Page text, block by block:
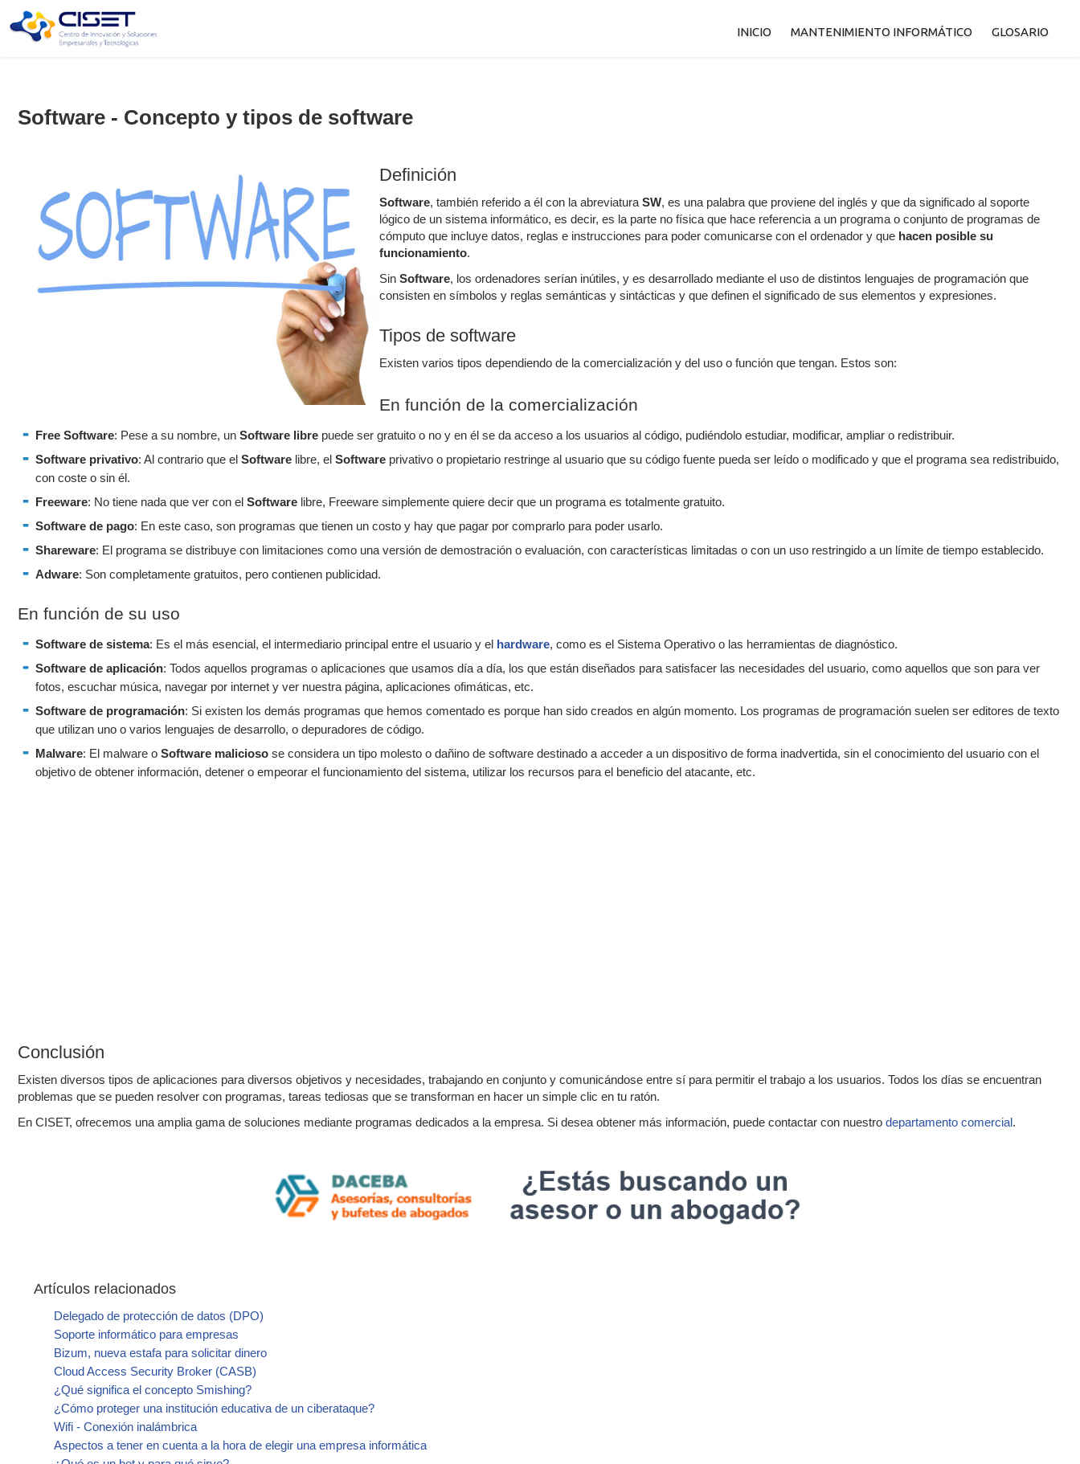
INICIO MANTENIMIENTO INFORMÁTICO GLOSARIO
Software - Concepto y tipos de software
Definición
Software, también referido a él con la abreviatura SW, es una palabra que proviene del inglés y que da significado al soporte
lógico de un sistema informático, es decir, es la parte no física que hace referencia a un programa o conjunto de programas de
cómputo que incluye datos, reglas e instrucciones para poder comunicarse con el ordenador y que hacen posible su
funcionamiento.
Sin Software, los ordenadores serían inútiles, y es desarrollado mediante el uso de distintos lenguajes de programación que
consisten en símbolos y reglas semánticas y sintácticas y que definen el significado de sus elementos y expresiones.
Tipos de software
Existen varios tipos dependiendo de la comercialización y del uso o función que tengan. Estos son:
En función de la comercialización
Free Software: Pese a su nombre, un Software libre puede ser gratuito o no y en él se da acceso a los usuarios al código, pudiéndolo estudiar, modificar, ampliar o redistribuir.
Software privativo: Al contrario que el Software libre, el Software privativo o propietario restringe al usuario que su código fuente pueda ser leído o modificado y que el programa sea redistribuido,
con coste o sin él.
Freeware: No tiene nada que ver con el Software libre, Freeware simplemente quiere decir que un programa es totalmente gratuito.
Software de pago: En este caso, son programas que tienen un costo y hay que pagar por comprarlo para poder usarlo.
Shareware: El programa se distribuye con limitaciones como una versión de demostración o evaluación, con características limitadas o con un uso restringido a un límite de tiempo establecido.
Adware: Son completamente gratuitos, pero contienen publicidad.
En función de su uso
Software de sistema: Es el más esencial, el intermediario principal entre el usuario y el hardware, como es el Sistema Operativo o las herramientas de diagnóstico.
Software de aplicación: Todos aquellos programas o aplicaciones que usamos día a día, los que están diseñados para satisfacer las necesidades del usuario, como aquellos que son para ver
fotos, escuchar música, navegar por internet y ver nuestra página, aplicaciones ofimáticas, etc.
Software de programación: Si existen los demás programas que hemos comentado es porque han sido creados en algún momento. Los programas de programación suelen ser editores de texto
que utilizan uno o varios lenguajes de desarrollo, o depuradores de código.
Malware: El malware o Software malicioso se considera un tipo molesto o dañino de software destinado a acceder a un dispositivo de forma inadvertida, sin el conocimiento del usuario con el
objetivo de obtener información, detener o empeorar el funcionamiento del sistema, utilizar los recursos para el beneficio del atacante, etc.
Conclusión
Existen diversos tipos de aplicaciones para diversos objetivos y necesidades, trabajando en conjunto y comunicándose entre sí para permitir el trabajo a los usuarios. Todos los días se encuentran
problemas que se pueden resolver con programas, tareas tediosas que se transforman en hacer un simple clic en tu ratón.
En CISET, ofrecemos una amplia gama de soluciones mediante programas dedicados a la empresa. Si desea obtener más información, puede contactar con nuestro departamento comercial.
Artículos relacionados
Delegado de protección de datos (DPO)
Soporte informático para empresas
Bizum, nueva estafa para solicitar dinero
Cloud Access Security Broker (CASB)
¿Qué significa el concepto Smishing?
¿Cómo proteger una institución educativa de un ciberataque?
Wifi - Conexión inalámbrica
Aspectos a tener en cuenta a la hora de elegir una empresa informática